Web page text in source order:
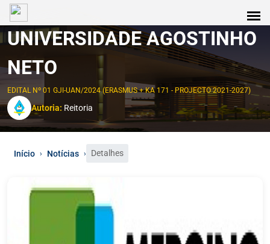
UNIVERSIDADE AGOSTINHO
NETO
EDITAL Nº 01 GJI-UAN/2024 (ERASMUS + KA 171 - PROJECTO 2021-2027)
Autoria: Reitoria
Início › Notícias › Detalhes